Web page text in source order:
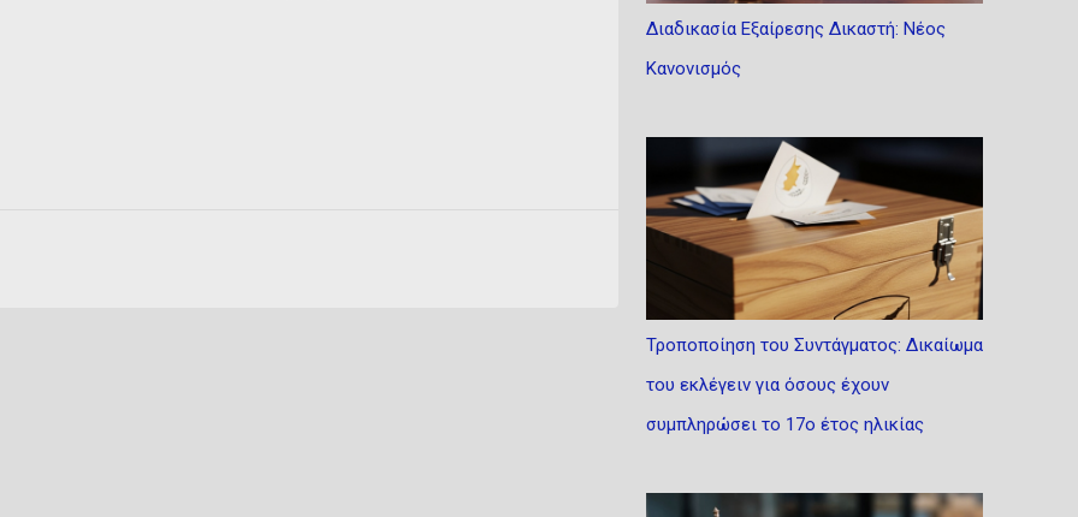
Διαδικασία Εξαίρεσης Δικαστή: Νέος
Κανονισμός
Τροποποίηση του Συντάγματος: Δικαίωμα
του εκλέγειν για όσους έχουν
συμπληρώσει το 17ο έτος ηλικίας